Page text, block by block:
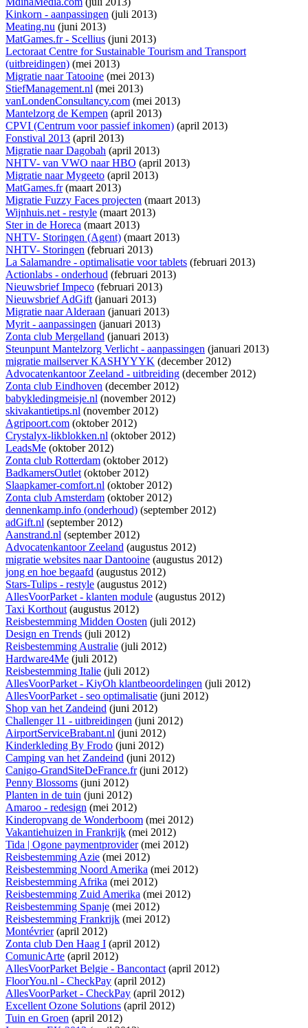
Kinkorn - aanpassingen (juli 2013)
Meating.nu (juni 2013)
MatGames.fr - Scellius (juni 2013)
Lectoraat Centre for Sustainable Tourism and Transport
(uitbreidingen) (mei 2013)
Migratie naar Tatooine (mei 2013)
StiefManagement.nl (mei 2013)
vanLondenConsultancy.com (mei 2013)
Mantelzorg de Kempen (april 2013)
CPVI (Centrum voor passief inkomen) (april 2013)
Fonstival 2013 (april 2013)
Migratie naar Dagobah (april 2013)
NHTV- van VWO naar HBO (april 2013)
Migratie naar Mygeeto (april 2013)
MatGames.fr(maart 2013)
Migratie Fuzzy Faces projecten (maart 2013)
Wijnhuis.net - restyle (maart 2013)
Ster in de Horeca (maart 2013)
NHTV- Storingen (Agent) (maart 2013)
NHTV- Storingen (februari 2013)
La Salamandre - optimalisatie voor tablets (februari 2013)
Actionlabs - onderhoud (februari 2013)
Nieuwsbrief Impeco (februari 2013)
Nieuwsbrief AdGift(januari 2013)
Migratie naar Alderaan (januari 2013)
Myrit - aanpassingen (januari 2013)
Zonta club Mergelland (januari 2013)
Steunpunt Mantelzorg Verlicht - aanpassingen (januari 2013)
migratie mailserver KASHYYYK (december 2012)
Advocatenkantoor Zeeland - uitbreiding (december 2012)
Zonta club Eindhoven (december 2012)
babykledingmeisje.nl (november 2012)
skivakantietips.nl (november 2012)
Agripoort.com (oktober 2012)
Crystalyx-likblokken.nl (oktober 2012)
LeadsMe (oktober 2012)
Zonta club Rotterdam (oktober 2012)
BadkamersOutlet(oktober 2012)
Slaapkamer-comfort.nl (oktober 2012)
Zonta club Amsterdam (oktober 2012)
dennenkamp.info (onderhoud) (september 2012)
adGift.nl (september 2012)
Aanstrand.nl (september 2012)
Advocatenkantoor Zeeland (augustus 2012)
migratie websites naar Dantooine (augustus 2012)
jong en hoe begaafd (augustus 2012)
Stars-Tulips - restyle (augustus 2012)
AllesVoorParket - klanten module (augustus 2012)
Taxi Korthout(augustus 2012)
Reisbestemming Midden Oosten (juli 2012)
Design en Trends (juli 2012)
Reisbestemming Australie (juli 2012)
Hardware4Me (juli 2012)
Reisbestemming Italie (juli 2012)
AllesVoorParket - KiyOh klantbeoordelingen (juli 2012)
AllesVoorParket - seo optimalisatie (juni 2012)
Shop van het Zandeind (juni 2012)
Challenger 11 - uitbreidingen (juni 2012)
AirportServiceBrabant.nl (juni 2012)
Kinderkleding By Frodo (juni 2012)
Camping van het Zandeind (juni 2012)
Canigo-GrandSiteDeFrance.fr(juni 2012)
Penny Blossoms (juni 2012)
Planten in de tuin (juni 2012)
Amaroo - redesign (mei 2012)
Kinderopvang de Wonderboom (mei 2012)
Vakantiehuizen in Frankrijk (mei 2012)
Tida | Ogone paymentprovider(mei 2012)
Reisbestemming Azie (mei 2012)
Reisbestemming Noord Amerika (mei 2012)
Reisbestemming Afrika (mei 2012)
Reisbestemming Zuid Amerika (mei 2012)
Reisbestemming Spanje (mei 2012)
Reisbestemming Frankrijk (mei 2012)
Montévrier(april 2012)
Zonta club Den Haag I (april 2012)
ComunicArte (april 2012)
AllesVoorParket Belgie - Bancontact(april 2012)
FloorYou.nl - CheckPay (april 2012)
AllesVoorParket - CheckPay (april 2012)
Excellent Ozone Solutions (april 2012)
Tuin en Groen (april 2012)